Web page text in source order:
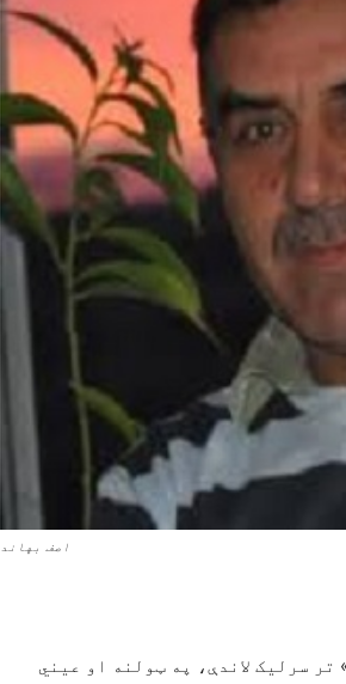
اصف بهاند
سرلیک لاندې، په ټولنه او عیني